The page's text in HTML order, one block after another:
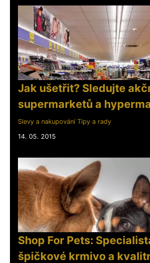
Jak ušetřit? Sledujte
supermarketů a
Slevy a nakupování Tipy a rady
14. 05. 2015
Shop For Pets:
špičkové krmivo a